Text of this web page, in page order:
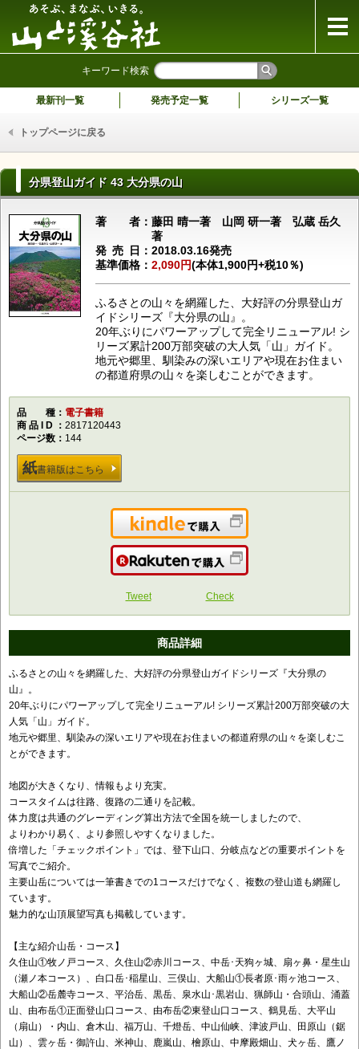
キーワード検索
最新刊一覧 発売予定一覧 シリーズ一覧
トップページに戻る
分県登山ガイド 43 大分県の山
著者藤田 晴一著 山岡 研一著 弘蔵 岳久
著
発売日 2018.03.16発売
基準価格
2,090円(本体1,900円+税10％)
ふるさとの山々を網羅した、大好評の分県登山ガ
イドシリーズ『大分県の山』。
20年ぶりにパワーアップして完全リニューアル! シ
リーズ累計200万部突破の大人気「山」ガイド。
地元や郷里、馴染みの深いエリアや現在お住まい
の都道府県の山々を楽しむことができます。
品種電子書籍
商品ID
2817120443
ページ数
144
紙書籍版はこちら
Kindleで購入
楽天で購入
Tweet Check
商品詳細
ふるさとの山々を網羅した、大好評の分県登山ガイドシリーズ『大分県の
山』。
20年ぶりにパワーアップして完全リニューアル! シリーズ累計200万部突破の大
人気「山」ガイド。
地元や郷里、馴染みの深いエリアや現在お住まいの都道府県の山々を楽しむこ
とができます。
地図が大きくなり、情報もより充実。
コースタイムは往路、復路の二通りを記載。
体力度は共通のグレーディング算出方法で全国を統一しましたので、
よりわかり易く、より参照しやすくなりました。
倍増した「チェックポイント」では、登下山口、分岐点などの重要ポイントを
写真でご紹介。
主要山岳については一筆書きでの1コースだけでなく、複数の登山道も網羅し
ています。
魅力的な山頂展望写真も掲載しています。
【主な紹介山岳・コース】
久住山①牧ノ戸コース、久住山②赤川コース、中岳･天狗ヶ城、扇ヶ鼻・星生山
（瀬ノ本コース）、白口岳･稲星山、三俣山、大船山①長者原･雨ヶ池コース、
大船山②岳麓寺コース、平治岳、黒岳、泉水山･黒岩山、猟師山・合頭山、涌蓋
山、由布岳①正面登山口コース、由布岳②東登山口コース、鶴見岳、大平山
（扇山）・内山、倉木山、福万山、千燈岳、中山仙峡、津波戸山、田原山（鋸
山）、雲ヶ岳・御許山、米神山、鹿嵐山、檜原山、中摩殿畑山、犬ヶ岳、鷹ノ